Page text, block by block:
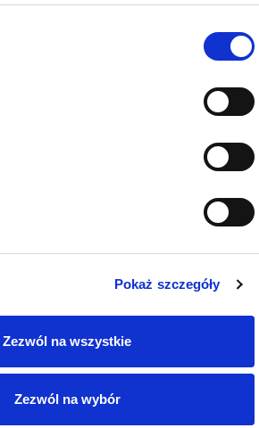
Pokaż szczegóły
Zezwól na wszystkie
Zezwól na wybór